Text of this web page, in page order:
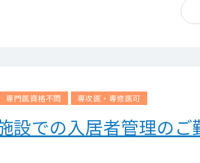
専門医資格不問 専攻医・専修医可
設での入居者管理のご